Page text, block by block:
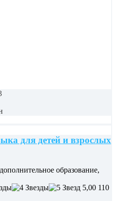
для детей и взрослых
образование,
5,00 110